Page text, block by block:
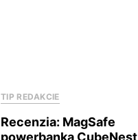
TIP REDAKCIE
Recenzia: MagSafe
powerbanka CubeNest